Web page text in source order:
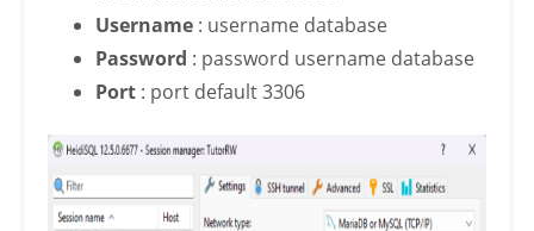
Username : username database
Password : password username database
Port : port default 3306